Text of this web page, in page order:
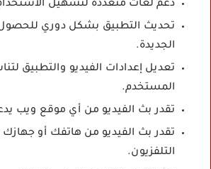
دعم لغات متعددة لتسهيل
تحديث التطبيق بشكل دوري للحصول
الجديدة.
تعديل إعدادات الفيديو والتطبيق
المستخدم.
تقدر بث الفيديو من أي موقع ويب
تقدر بث الفيديو من هاتفك أو جهازك
التلفزيون.